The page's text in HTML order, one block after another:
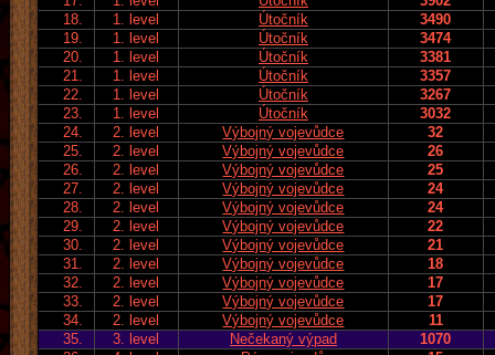
18.
1. level Útočník
3490
19.
1. level Útočník
3474
20.
1. level Útočník
3381
21.
1. level Útočník
3357
22.
1. level Útočník
3267
23.
1. level Útočník
3032
24.
2. level Výbojný vojevůdce
32
25.
2. level Výbojný vojevůdce
26
26.
2. level Výbojný vojevůdce
25
27.
2. level Výbojný vojevůdce
24
28.
2. level Výbojný vojevůdce
24
29.
2. level Výbojný vojevůdce
22
30.
2. level Výbojný vojevůdce
21
31.
2. level Výbojný vojevůdce
18
32.
2. level Výbojný vojevůdce
17
33.
2. level Výbojný vojevůdce
17
34.
2. level Výbojný vojevůdce
11
35.
3. level Nečekaný výpad
1070